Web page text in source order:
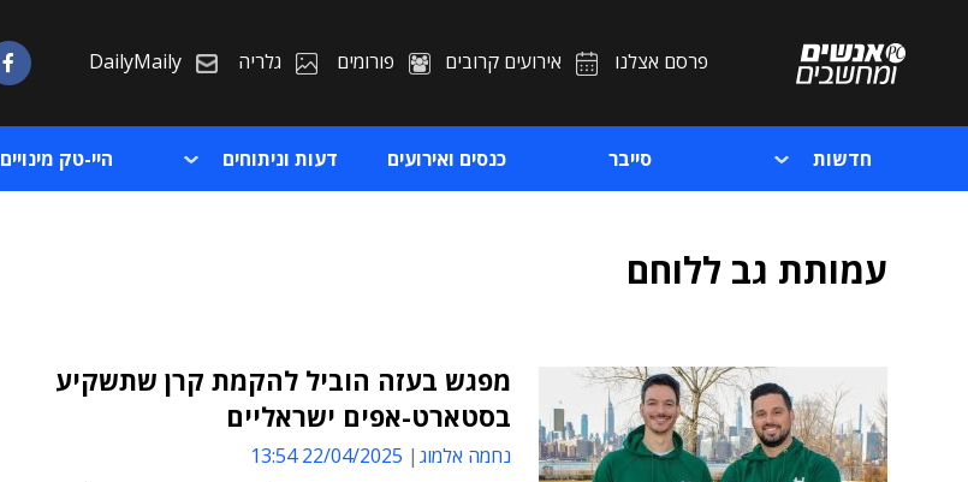
פרסם אצלנו אירועים קרובים פורומים גלריה DailyMaily
חדשות סייבר כנסים ואירועים דעות וניתוחים היי-טק מינויים
עמותת גב ללוחם
מפגש בעזה הוביל להקמת קרן שתשקיע
בסטארט-אפים ישראליים
נחמה אלמוג 22/04/2025 13:54